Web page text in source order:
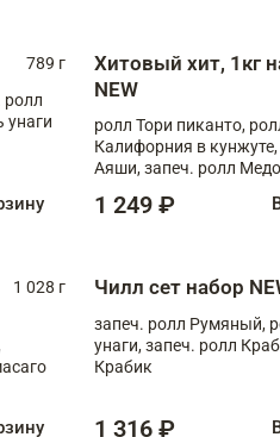
789 г
ролл
унаги
Хитовый хит, 1кг
NEW
ролл Тори пиканто,
Калифорния в
Аяши, запеч. ролл
чукой
1 249 ₽
1 028 г
Чилл сет набор
запеч. ролл Румяный,
унаги, запеч. ролл
Крабик
1 316 ₽